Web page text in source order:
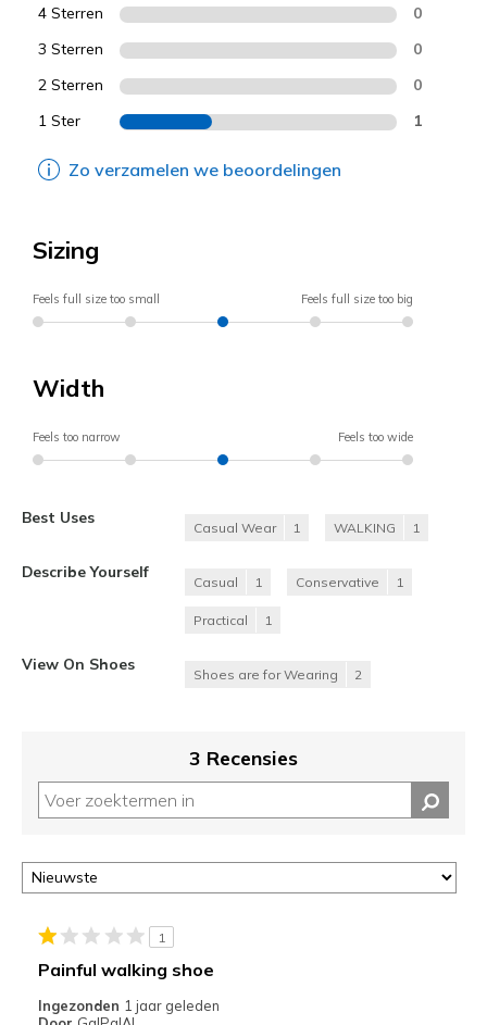
4 Sterren 0
3 Sterren 0
2 Sterren 0
1 Ster 1
Zo verzamelen we beoordelingen
Sizing
Feels full size too small Feels full size too big
Width
Feels too narrow Feels too wide
Best Uses
Casual Wear 1 WALKING 1
Describe Yourself
Casual 1 Conservative 1
Practical 1
View On Shoes
Shoes are for Wearing 2
3 Recensies
1
Painful walking shoe
Ingezonden 1 jaar geleden